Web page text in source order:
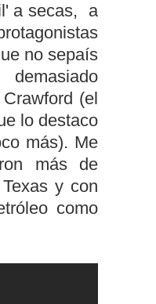
a secas, a
no sepaís
(el
lo destaco
más). Me
más de
y con
como